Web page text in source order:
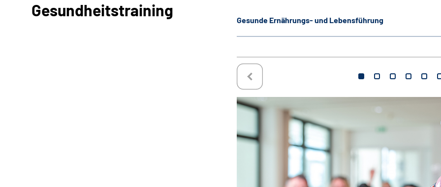
Gesundheitstraining
Gesunde Ernährungs- und Lebensführung